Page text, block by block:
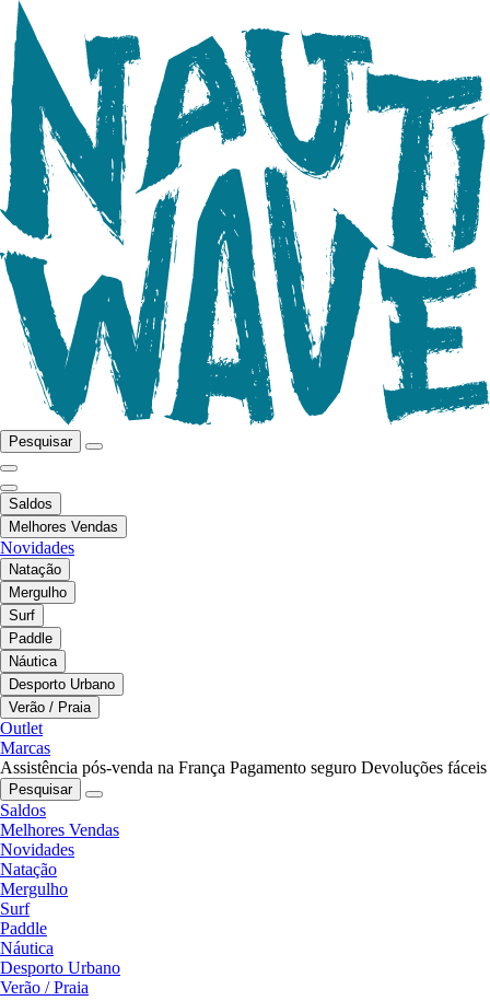
Pesquisar
Saldos
Melhores Vendas
Novidades
Natação
Mergulho
Surf
Paddle
Náutica
Desporto Urbano
Verão / Praia
Outlet
Marcas
Assistência pós-venda na França Pagamento seguro Devoluções fáceis
Pesquisar
Saldos
Melhores Vendas
Novidades
Natação
Mergulho
Surf
Paddle
Náutica
Desporto Urbano
Verão / Praia